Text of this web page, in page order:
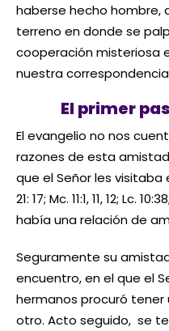
haberse hecho hombre,
terreno en donde se
cooperación misteriosa
nuestra
El primer
El evangelio no nos
razones de esta
que el Señor les
21: 17; Mc. 11:1, 11, 12; Lc.
había una relación de
Seguramente su
encuentro, en el que el
hermanos procuró
otro. Acto seguido, se